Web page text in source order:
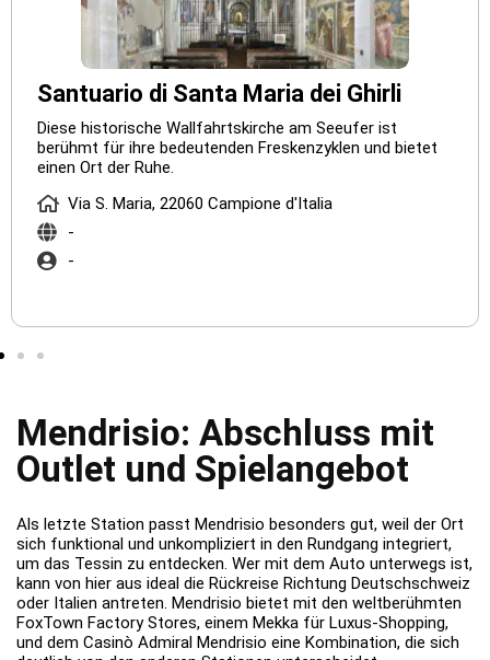
Diese historische Wallfahrtskirche am Seeufer ist
berühmt für ihre bedeutenden Freskenzyklen und bietet
einen Ort der Ruhe.
Via S. Maria, 22060 Campione d'Italia
-
-
Santuario di Santa Maria dei Ghirli
Mendrisio: Abschluss mit
Outlet und Spielangebot
Als letzte Station passt Mendrisio besonders gut, weil der Ort
sich funktional und unkompliziert in den Rundgang integriert,
um das Tessin zu entdecken. Wer mit dem Auto unterwegs ist,
kann von hier aus ideal die Rückreise Richtung Deutschschweiz
oder Italien antreten. Mendrisio bietet mit den weltberühmten
FoxTown Factory Stores, einem Mekka für Luxus-Shopping,
und dem Casinò Admiral Mendrisio eine Kombination, die sich